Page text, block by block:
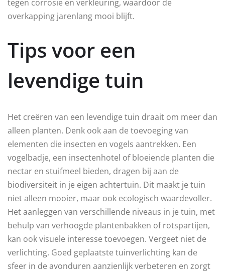
tegen corrosie en verkleuring, waardoor de
overkapping jarenlang mooi blijft.
Tips voor een
levendige tuin
Het creëren van een levendige tuin draait om meer dan
alleen planten. Denk ook aan de toevoeging van
elementen die insecten en vogels aantrekken. Een
vogelbadje, een insectenhotel of bloeiende planten die
nectar en stuifmeel bieden, dragen bij aan de
biodiversiteit in je eigen achtertuin. Dit maakt je tuin
niet alleen mooier, maar ook ecologisch waardevoller.
Het aanleggen van verschillende niveaus in je tuin, met
behulp van verhoogde plantenbakken of rotspartijen,
kan ook visuele interesse toevoegen. Vergeet niet de
verlichting. Goed geplaatste tuinverlichting kan de
sfeer in de avonduren aanzienlijk verbeteren en zorgt